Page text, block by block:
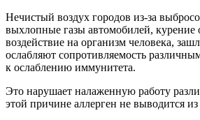
Нечистый воздух городов из-за
выхлопные газы автомобилей, курение
воздействие на организм человека,
ослабляют сопротивляемость
к ослаблению иммунитета.
Это нарушает налаженную работу
этой причине аллерген не выводится